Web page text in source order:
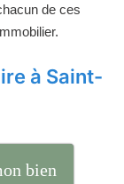
de ces
à Saint-
bien